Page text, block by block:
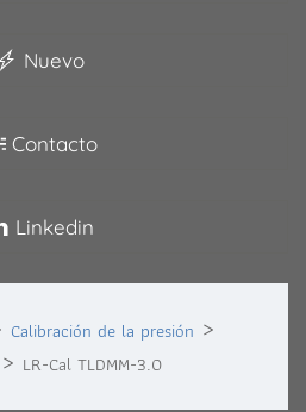
Nuevo
Contacto
Linkedin
Calibración de la presión
LR-Cal TLDMM-3.0